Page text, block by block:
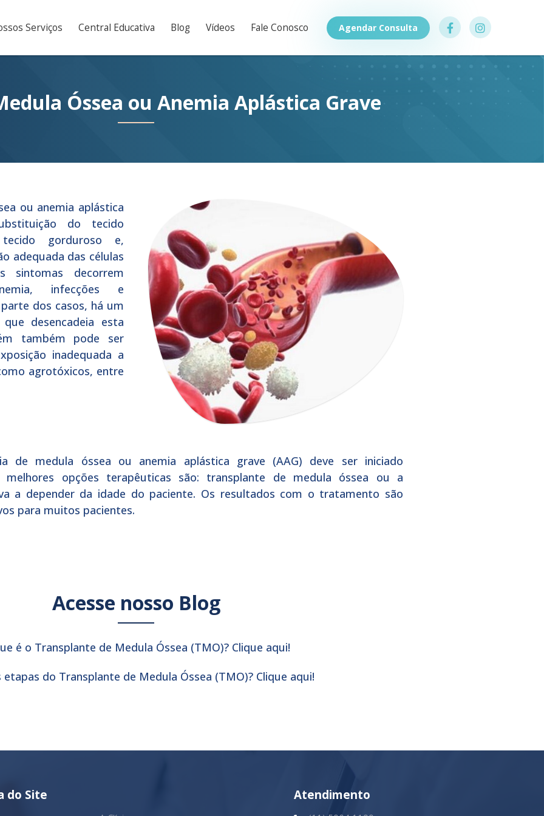
Serviços Central Educativa Blog Vídeos Fale Conosco Agendar Consulta
Óssea ou Anemia Aplástica Grave
ou anemia aplástica
do tecido
gorduroso e,
adequada das células
sintomas decorrem
infecções e
dos casos, há um
desencadeia esta
também pode ser
inadequada a
agrotóxicos, entre
de medula óssea ou anemia aplástica grave (AAG) deve ser iniciado
opções terapêuticas são: transplante de medula óssea ou a
a depender da idade do paciente. Os resultados com o tratamento são
para muitos pacientes.
Acesse nosso Blog
é o Transplante de Medula Óssea (TMO)? Clique aqui!
etapas do Transplante de Medula Óssea (TMO)? Clique aqui!
do Site Atendimento